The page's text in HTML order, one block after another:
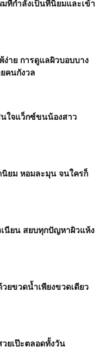
ที่กำลังเป็นที่นิยมและเข้า
าย การดูแลผิวบอบบาง
คนกังวล
ใจแว็กซ์ขนน้องสาว
ยม หอมละมุน จนใครก็
นียน สยบทุกปัญหาผิวแห้ง
ยขวดน้ำเพียงขวดเดียว
ยเป๊ะตลอดทั้งวัน